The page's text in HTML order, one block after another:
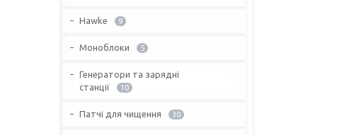
Hawke 9
Моноблоки 5
Генератори та зарядні
станції
10
Патчі для чищення 30